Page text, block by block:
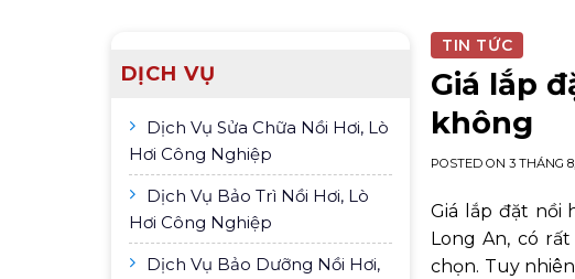
DỊCH VỤ
Dịch Vụ Sửa Chữa Nồi Hơi, Lò
Hơi Công Nghiệp
Dịch Vụ Bảo Trì Nồi Hơi, Lò
Hơi Công Nghiệp
Dịch Vụ Bảo Dưỡng Nồi Hơi,
TIN TỨC
Giá lắp
không
POSTED ON3 THÁNG
Giá lắp đặt nồi
Long An, có
chọn. Tuy